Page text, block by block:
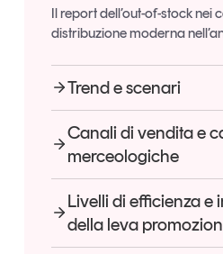
GS1 Italy GS1 Italy GS1
Il report dell’out-of-stock nei
distribuzione moderna
Trend e scenari
Canali di vendita e
merceologiche
Livelli di efficienza e
della leva